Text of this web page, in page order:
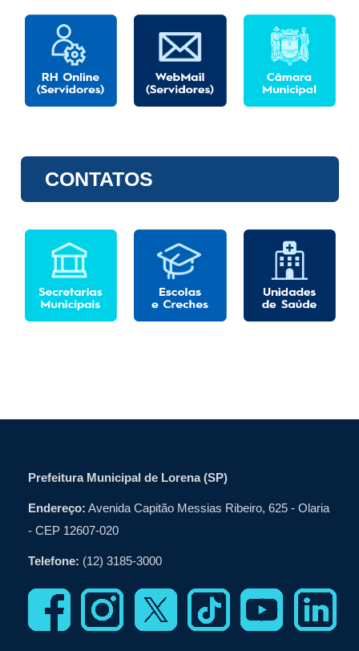
CONTATOS
Prefeitura Municipal de Lorena (SP)
Endereço: Avenida Capitão Messias Ribeiro, 625 - Olaria
- CEP 12607-020
Telefone: (12) 3185-3000